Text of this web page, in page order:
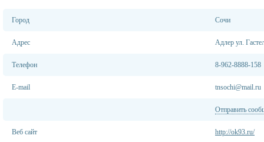
Город Сочи
Адрес Адлер ул.
Телефон 8-962-8888-158
E-mail tnsochi@mail.ru
Отправить
Веб сайт http://ok93.ru/